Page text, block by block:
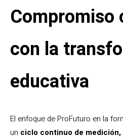
Compromiso
con la
educativa
El enfoque de ProFuturo en la
un ciclo continuo de